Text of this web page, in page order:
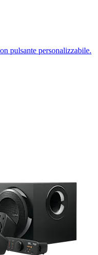
pulsante personalizzabile.